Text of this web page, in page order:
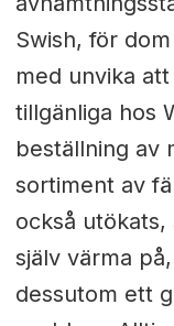
Swish, för
med unvika
tillgänliga hos
beställning av
sortiment av
också
själv värma
dessutom ett